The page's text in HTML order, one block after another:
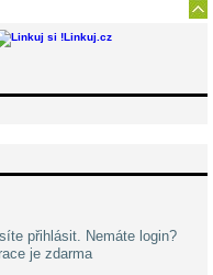
Linkuj.cz
přihlásit. Nemáte login?
je zdarma